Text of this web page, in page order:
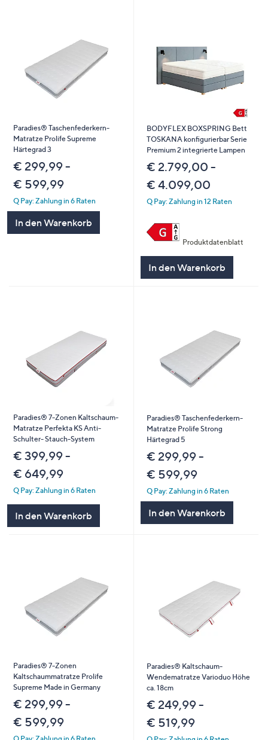
Paradies® Taschenfederkern-
Matratze Prolife Supreme
Härtegrad 3
€ 299,99 -
€ 599,99
Q Pay: Zahlung in 6 Raten
In den Warenkorb
BODYFLEX BOXSPRING Bett
TOSKANA konfigurierbar Serie
Premium 2 integrierte Lampen
€ 2.799,00 -
€ 4.099,00
Q Pay: Zahlung in 12 Raten
Produktdatenblatt
In den Warenkorb
Paradies® 7-Zonen Kaltschaum-
Matratze Perfekta KS Anti-
Schulter- Stauch-System
€ 399,99 -
€ 649,99
Q Pay: Zahlung in 6 Raten
In den Warenkorb
Paradies® Taschenfederkern-
Matratze Prolife Strong
Härtegrad 5
€ 299,99 -
€ 599,99
Q Pay: Zahlung in 6 Raten
In den Warenkorb
Paradies® 7-Zonen
Kaltschaummatratze Prolife
Supreme Made in Germany
€ 299,99 -
€ 599,99
Paradies® Kaltschaum-
Wendematratze Varioduo Höhe
ca. 18cm
€ 249,99 -
€ 519,99